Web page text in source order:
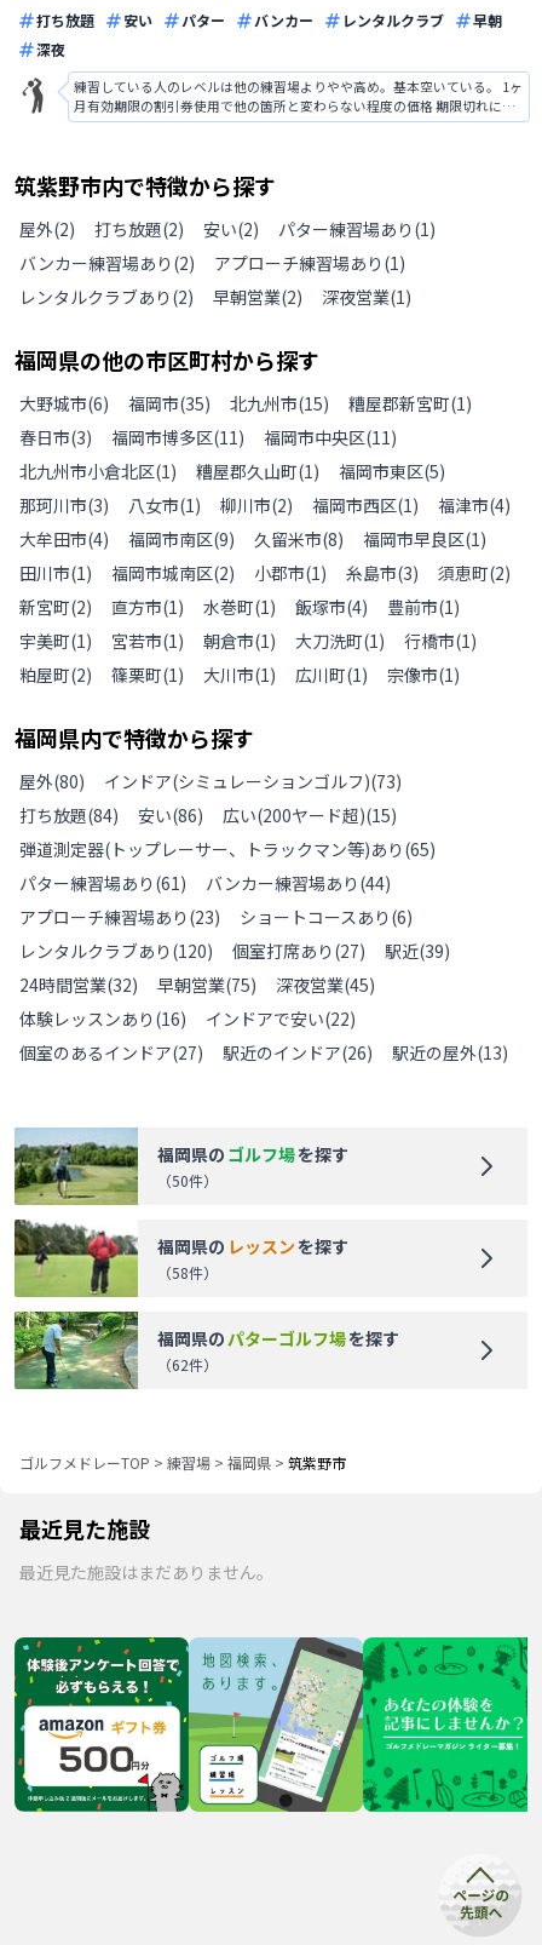
打ち放題 安い パター バンカー レンタルクラブ
早朝
深夜
練習している人のレベルは他の練習場よりやや高め。基本空いている。 1ヶ
月有効期限の割引券使用で他の箇所と変わらない程度の価格 期限切れには
厳しい。一日でも過ぎたらアウト。 高齢の方で接客対応しているが対応は
筑紫野市内で特徴から探す
屋外(2) 打ち放題(2) 安い(2) パター練習場あり (1)
バンカー練習場あり (2) アプローチ練習場あり (1)
レンタルクラブあり (2) 早朝営業(2) 深夜営業(1)
福岡県の他の市区町村から探す
大野城市(6) 福岡市(35) 北九州市(15) 糟屋郡新宮町(1)
春日市(3) 福岡市博多区(11) 福岡市中央区(11)
北九州市小倉北区(1) 糟屋郡久山町(1) 福岡市東区(5)
那珂川市(3) 八女市(1) 柳川市(2) 福岡市西区(1) 福津市(4)
大牟田市(4) 福岡市南区(9) 久留米市(8) 福岡市早良区(1)
田川市(1) 福岡市城南区(2) 小郡市(1) 糸島市(3) 須恵町(2)
新宮町(2) 直方市(1) 水巻町(1) 飯塚市(4) 豊前市(1)
宇美町(1) 宮若市(1) 朝倉市(1) 大刀洗町(1) 行橋市(1)
粕屋町(2) 篠栗町(1) 大川市(1) 広川町(1) 宗像市(1)
福岡県内で特徴から探す
屋外(80) インドア(シミュレーションゴルフ)(73)
打ち放題(84) 安い(86) 広い(200ヤード超)(15)
弾道測定器(トップレーサー、トラックマン等)あり (65)
パター練習場あり (61) バンカー練習場あり (44)
アプローチ練習場あり (23) ショートコースあり (6)
レンタルクラブあり (120) 個室打席あり (27) 駅近(39)
24時間営業(32) 早朝営業(75) 深夜営業(45)
体験レッスンあり (16) インドアで安い(22)
個室のあるインドア(27) 駅近のインドア(26) 駅近の屋外(13)
福岡県の ゴルフ場を探す
（50件）
福岡県の レッスンを探す
（58件）
福岡県のパターゴルフ場を探す
（62件）
ゴルフメドレーTOP > 練習場 > 福岡県 > 筑紫野市
最近見た施設
最近見た施設はまだありません。